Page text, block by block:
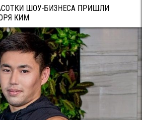
ШОУ-БИЗНЕСА ПРИШЛИ
КИМ